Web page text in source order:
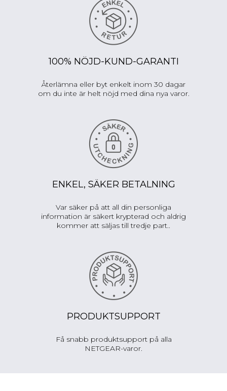
100% NÖJD-KUND-GARANTI
Återlämna eller byt enkelt inom 30 dagar
om du inte är helt nöjd med dina nya varor.
ENKEL, SÄKER BETALNING
Var säker på att all din personliga
information är säkert krypterad och aldrig
kommer att säljas till tredje part..
PRODUKTSUPPORT
Få snabb produktsupport på alla
NETGEAR-varor.